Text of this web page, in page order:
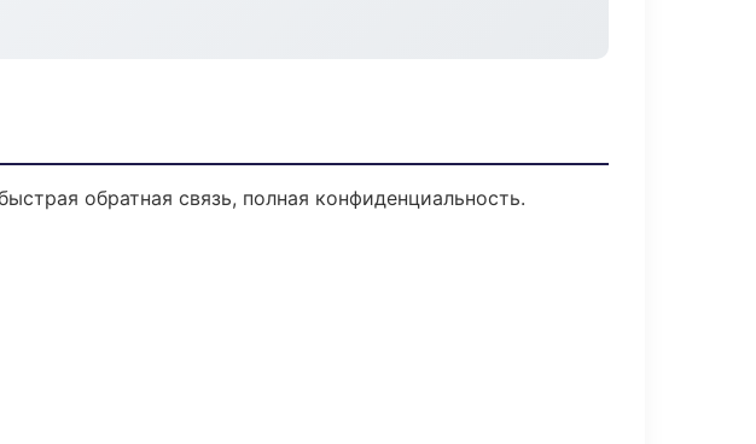
обратная связь, полная конфиденциальность.